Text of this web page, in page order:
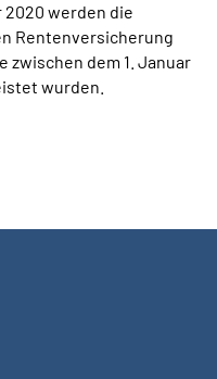
werden die
Rentenversicherung
dem 1. Januar
wurden.